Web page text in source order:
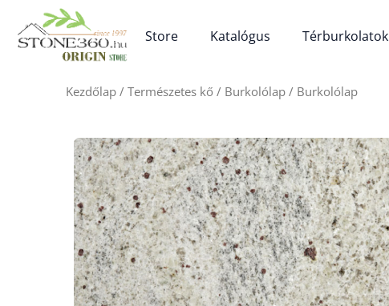
content
Store Katalógus Térburkolatok
Kezdőlap / Természetes kő / Burkolólap / Burkolólap